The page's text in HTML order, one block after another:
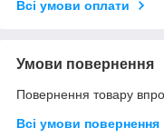
Всі умови оплати
Умови повернення
Повернення товару
Всі умови повернення